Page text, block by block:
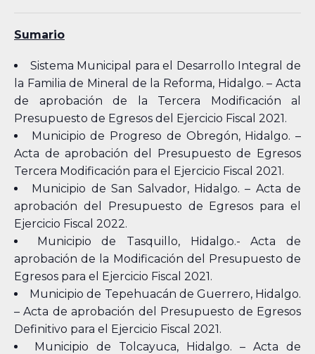
Sumario
Sistema Municipal para el Desarrollo Integral de
la Familia de Mineral de la Reforma, Hidalgo. – Acta
de aprobación de la Tercera Modificación al
Presupuesto de Egresos del Ejercicio Fiscal 2021.
Municipio de Progreso de Obregón, Hidalgo. –
Acta de aprobación del Presupuesto de Egresos
Tercera Modificación para el Ejercicio Fiscal 2021.
Municipio de San Salvador, Hidalgo. – Acta de
aprobación del Presupuesto de Egresos para el
Ejercicio Fiscal 2022.
Municipio de Tasquillo, Hidalgo.- Acta de
aprobación de la Modificación del Presupuesto de
Egresos para el Ejercicio Fiscal 2021.
Municipio de Tepehuacán de Guerrero, Hidalgo.
– Acta de aprobación del Presupuesto de Egresos
Definitivo para el Ejercicio Fiscal 2021.
Municipio de Tolcayuca, Hidalgo. – Acta de